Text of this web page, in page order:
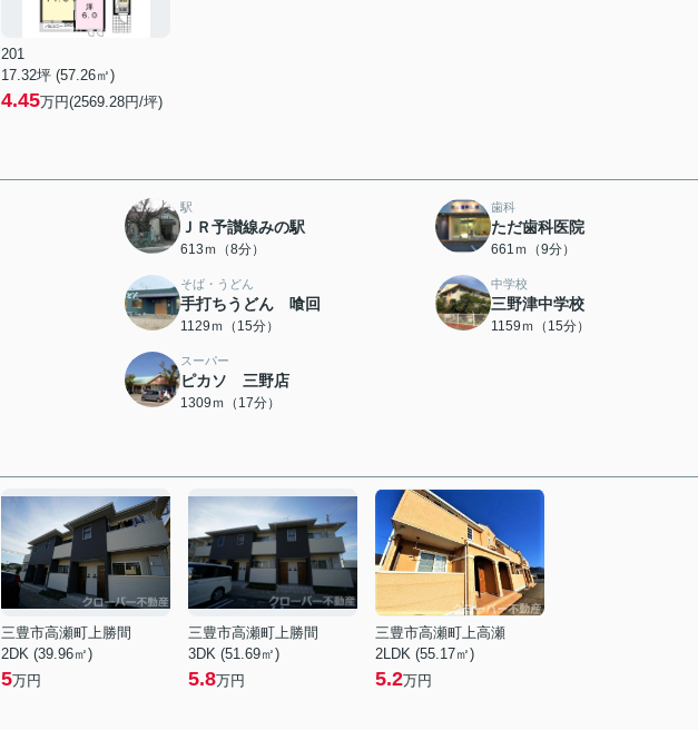
201
17.32坪 (57.26㎡)
4.45万円(2569.28円/坪)
駅
ＪＲ予讃線みの駅
613ｍ（8分）
歯科
ただ歯科医院
661ｍ（9分）
そば・うどん
手打ちうどん 喰回
1129ｍ（15分）
中学校
三野津中学校
1159ｍ（15分）
スーパー
ピカソ 三野店
1309ｍ（17分）
三豊市高瀬町上勝間
2DK (39.96㎡)
5万円
三豊市高瀬町上勝間
3DK (51.69㎡)
5.8万円
三豊市高瀬町上高瀬
2LDK (55.17㎡)
5.2万円